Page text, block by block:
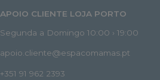
APOIO CLIENTE LOJA PORTO
Segunda a Domingo 10:00 › 19:00
apoio.cliente@espacomamas.pt
+351 91 962 2393